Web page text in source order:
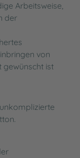
Arbeitsweise,
der
von
gewünscht ist